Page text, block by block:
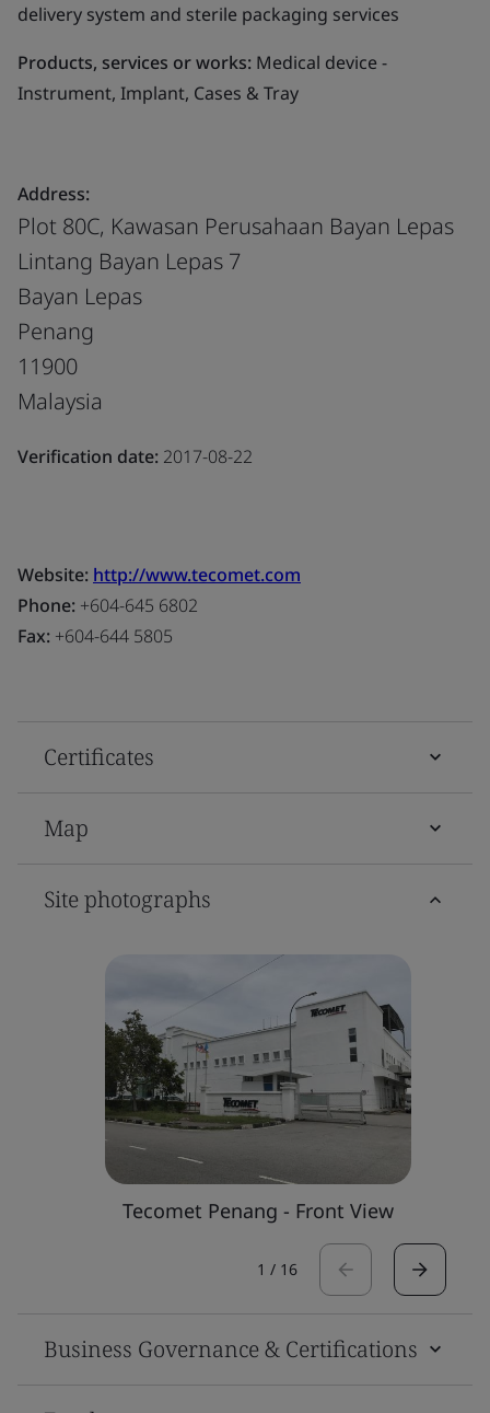
delivery system and sterile packaging services
Products, services or works: Medical device -
Instrument, Implant, Cases & Tray
Address:
Plot 80C, Kawasan Perusahaan Bayan Lepas
Lintang Bayan Lepas 7
Bayan Lepas
Penang
11900
Malaysia
Verification date: 2017-08-22
Website: http://www.tecomet.com
Phone: +604-645 6802
Fax: +604-644 5805
Certificates
Map
Site photographs
Tecomet Penang - Front View
1 / 16
Business Governance & Certifications